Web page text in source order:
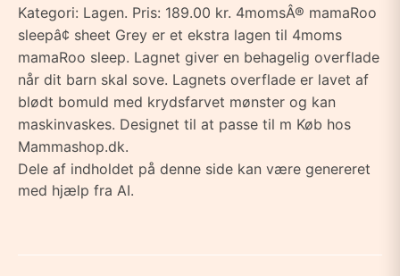
Kategori: Lagen. Pris: 189.00 kr. 4momsÂ® mamaRoo
sleepâ¢ sheet Grey er et ekstra lagen til 4moms
mamaRoo sleep. Lagnet giver en behagelig overflade
når dit barn skal sove. Lagnets overflade er lavet af
blødt bomuld med krydsfarvet mønster og kan
maskinvaskes. Designet til at passe til m Køb hos
Mammashop.dk.
Dele af indholdet på denne side kan være genereret
med hjælp fra AI.